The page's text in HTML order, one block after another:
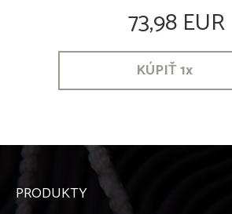
73,98 EUR
KÚPIŤ1x
PRODUKTY